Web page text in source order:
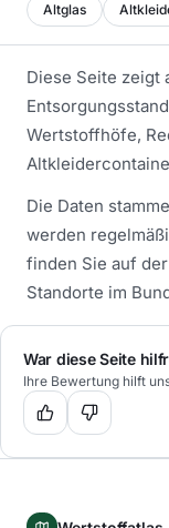
Altglas
Diese Seite zeigt
Wertstoffhöfe,
Die Daten
werden
finden Sie auf
Standorte im
War diese Seite
Ihre Bewertung hilft